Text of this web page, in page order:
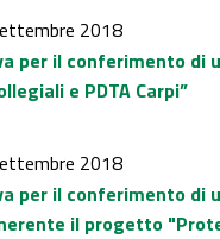
2018
per il conferimento di
e PDTA Carpi”
2018
per il conferimento di
il progetto